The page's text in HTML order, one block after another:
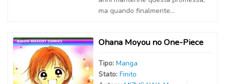
ma quando finalmente...
Ohana Moyou no One-Piece
Tipo: Manga
Stato: Finito